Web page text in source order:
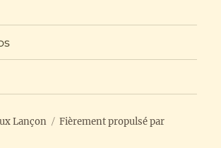
Lançon
Fièrement propulsé par